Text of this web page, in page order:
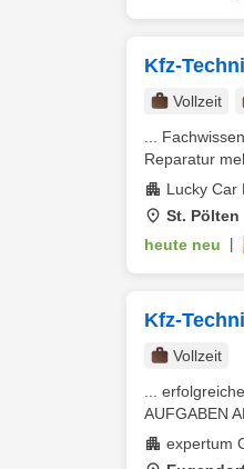
Kfz-
Vollzeit
...
Reparatur
Lucky Car
St. Pölten
heute neu
Kfz-
Vollzeit
...
AUFGABEN
expertum